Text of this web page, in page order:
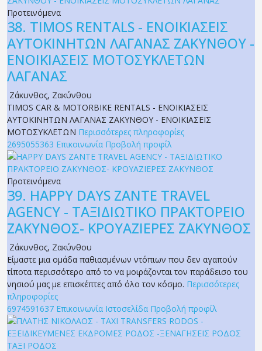
Προτεινόμενα
38. TIMOS RENTALS - ΕΝΟΙΚΙΑΣΕΙΣ
ΑΥΤΟΚΙΝΗΤΩΝ ΛΑΓΑΝΑΣ ΖΑΚΥΝΘΟΥ -
ΕΝΟΙΚΙΑΣΕΙΣ ΜΟΤΟΣΥΚΛΕΤΩΝ
ΛΑΓΑΝΑΣ
Ζάκυνθος, Ζακύνθου
TIMOS CAR & MOTORBIKE RENTALS - ΕΝΟΙΚΙΑΣΕΙΣ
ΑΥΤΟΚΙΝΗΤΩΝ ΛΑΓΑΝΑΣ ΖΑΚΥΝΘΟΥ - ΕΝΟΙΚΙΑΣΕΙΣ
ΜΟΤΟΣΥΚΛΕΤΩΝ Περισσότερες πληροφορίες
2695055363 Επικοινωνία Προβολή προφίλ
Προτεινόμενα
39. HAPPY DAYS ZANTE TRAVEL
AGENCY - ΤΑΞΙΔΙΩΤΙΚΟ ΠΡΑΚΤΟΡΕΙΟ
ΖΑΚΥΝΘΟΣ- ΚΡΟΥΑΖΙΕΡΕΣ ΖΑΚΥΝΘΟΣ
Ζάκυνθος, Ζακύνθου
Είμαστε μια ομάδα παθιασμένων ντόπιων που δεν αγαπούν
τίποτα περισσότερο από το να μοιράζονται τον παράδεισο του
νησιού μας με επισκέπτες από όλο τον κόσμο. Περισσότερες
πληροφορίες
6974591637 Επικοινωνία Ιστοσελίδα Προβολή προφίλ